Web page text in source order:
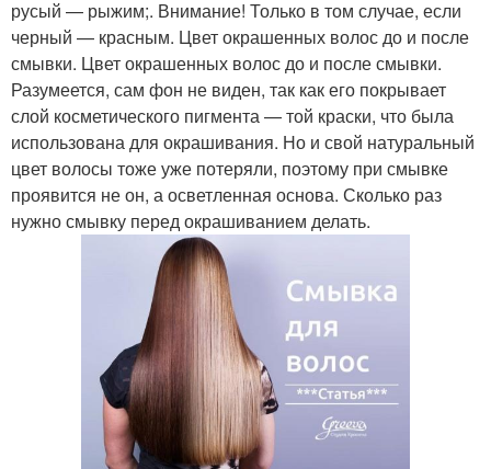
русый — рыжим;. Внимание! Только в том случае, если
черный — красным. Цвет окрашенных волос до и после
смывки. Цвет окрашенных волос до и после смывки.
Разумеется, сам фон не виден, так как его покрывает
слой косметического пигмента — той краски, что была
использована для окрашивания. Но и свой натуральный
цвет волосы тоже уже потеряли, поэтому при смывке
проявится не он, а осветленная основа. Сколько раз
нужно смывку перед окрашиванием делать.